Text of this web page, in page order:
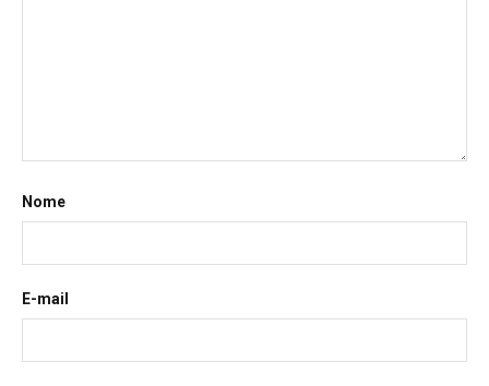
Nome
E-mail